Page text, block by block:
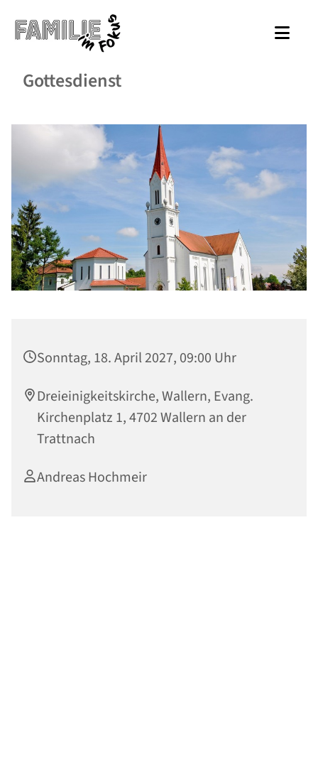
Gottesdienst
Sonntag, 18. April 2027, 09:00 Uhr
Dreieinigkeitskirche, Wallern, Evang.
Kirchenplatz 1, 4702 Wallern an der
Trattnach
Andreas Hochmeir